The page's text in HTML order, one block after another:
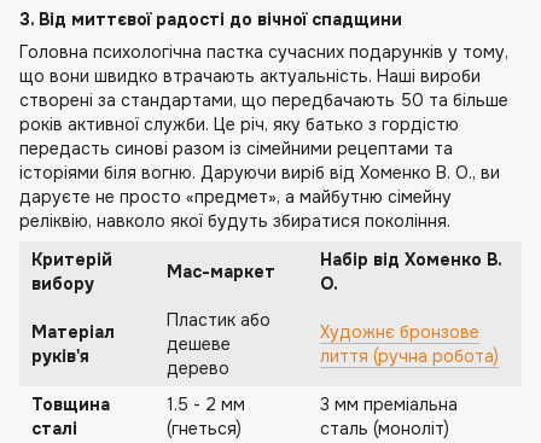
3. Від миттєвої радості до вічної спадщини
Головна психологічна пастка сучасних подарунків у тому,
що вони швидко втрачають актуальність. Наші вироби
створені за стандартами, що передбачають 50 та більше
років активної служби. Це річ, яку батько з гордістю
передасть синові разом із сімейними рецептами та
історіями біля вогню. Даруючи виріб від Хоменко В. О., ви
даруєте не просто «предмет», а майбутню сімейну
реліквію, навколо якої будуть збиратися покоління.
Критерій
вибору
Мас-маркет
Набір від Хоменко В.
О.
Матеріал
руків'я
Пластик або
дешеве
дерево
Художнє бронзове
лиття (ручна робота)
Товщина
сталі
1.5 - 2 мм
(гнеться)
3 мм преміальна
сталь (моноліт)